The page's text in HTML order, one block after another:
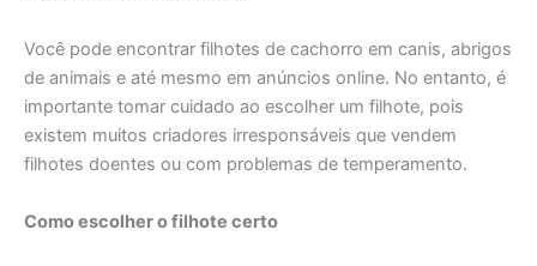
Você pode encontrar filhotes de cachorro em canis, abrigos
de animais e até mesmo em anúncios online. No entanto, é
importante tomar cuidado ao escolher um filhote, pois
existem muitos criadores irresponsáveis que vendem
filhotes doentes ou com problemas de temperamento.
Como escolher o filhote certo